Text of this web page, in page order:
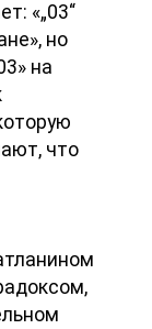
«„03“
но
на
что